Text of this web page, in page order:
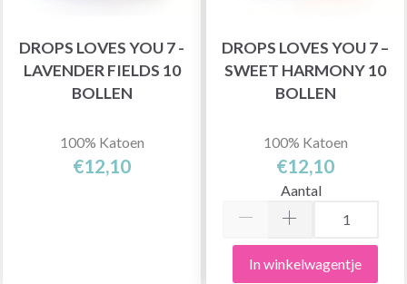
DROPS LOVES YOU 7 -
LAVENDER FIELDS 10
BOLLEN
100% Katoen
€12,10
DROPS LOVES YOU 7 –
SWEET HARMONY 10
BOLLEN
100% Katoen
€12,10
Aantal
In winkelwagentje